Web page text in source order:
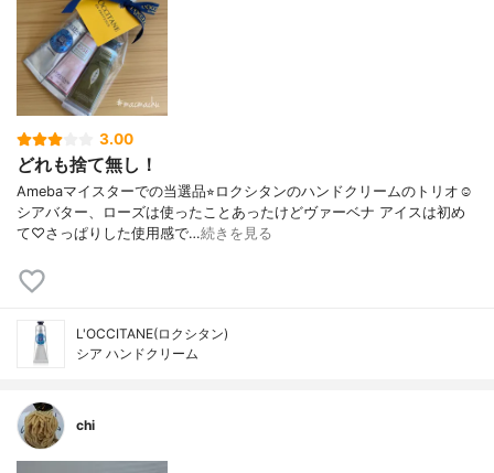
3.00
どれも捨て無し！
Amebaマイスターでの当選品⭐︎ロクシタンのハンドクリームのトリオ☺︎
シアバター、ローズは使ったことあったけどヴァーベナ アイスは初め
て♡さっぱりした使用感で…続きを見る
L'OCCITANE(ロクシタン)
シア ハンドクリーム
chi